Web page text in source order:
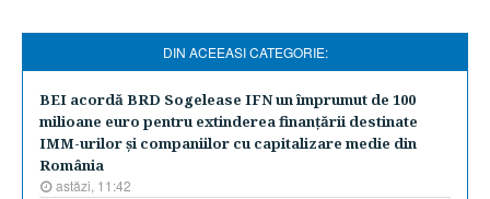
DIN ACEEASI CATEGORIE:
BEI acordă BRD Sogelease IFN un împrumut de 100
milioane euro pentru extinderea finanţării destinate
IMM-urilor şi companiilor cu capitalizare medie din
România
astăzi, 11:42